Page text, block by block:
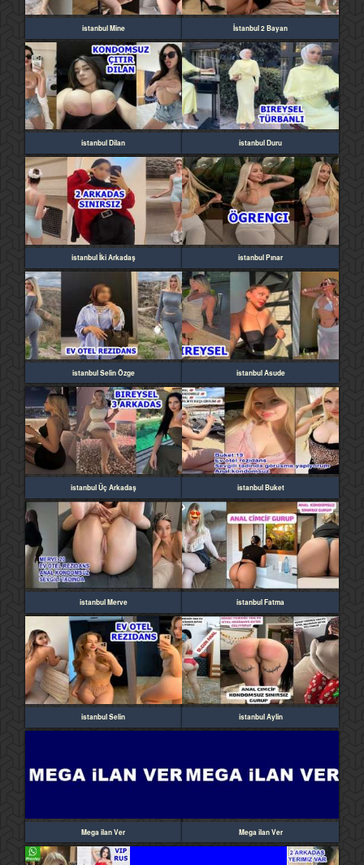
istanbul Mine İstanbul 2 Bayan
istanbul Dilan istanbul Duru
istanbul İki Arkadaş istanbul Pınar
istanbul Selin Özge istanbul Asude
istanbul Üç Arkadaş istanbul Buket
istanbul Merve istanbul Fatma
istanbul Selin istanbul Aylin
Mega ilan Ver Mega ilan Ver